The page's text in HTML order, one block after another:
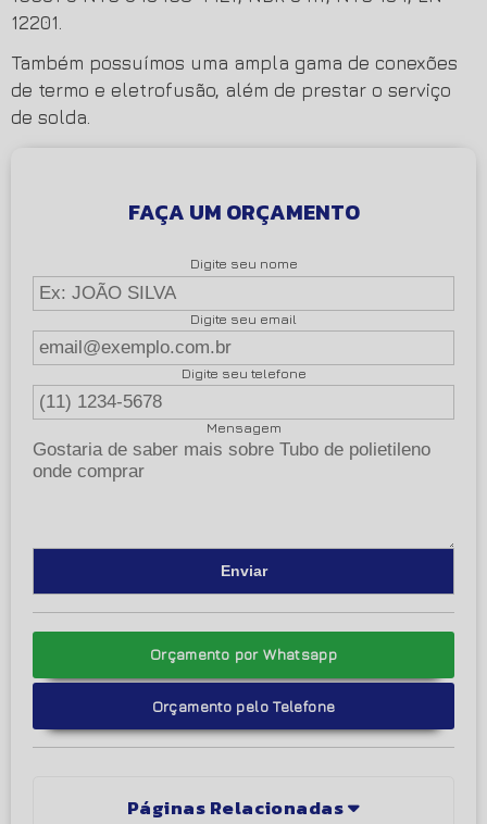
12201.
Também possuímos uma ampla gama de conexões
de termo e eletrofusão, além de prestar o serviço
de solda.
FAÇA UM ORÇAMENTO
Digite seu nome
Digite seu email
Digite seu telefone
Mensagem
Orçamento por Whatsapp
Orçamento pelo Telefone
Páginas Relacionadas